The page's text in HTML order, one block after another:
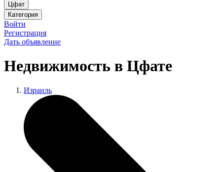
Цфат
Категория
Войти
Регистрация
Дать объявление
Недвижимость в Цфате
Израиль